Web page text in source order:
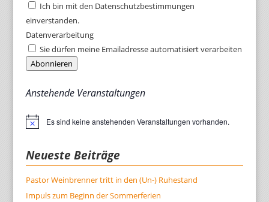
Ich bin mit den Datenschutzbestimmungen
einverstanden.
Datenverarbeitung
Sie dürfen meine Emailadresse automatisiert verarbeiten
Abonnieren
Anstehende Veranstaltungen
HinweisEs sind keine anstehenden Veranstaltungen vorhanden.
Neueste Beiträge
Pastor Weinbrenner tritt in den (Un-) Ruhestand
Impuls zum Beginn der Sommerferien